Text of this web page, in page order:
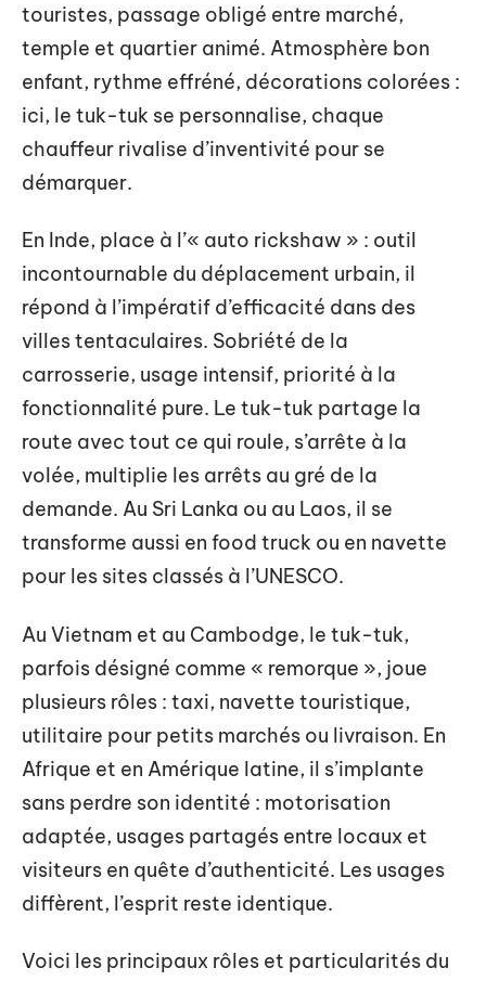
touristes, passage obligé entre marché,
temple et quartier animé. Atmosphère bon
enfant, rythme effréné, décorations colorées :
ici, le tuk-tuk se personnalise, chaque
chauffeur rivalise d’inventivité pour se
démarquer.
En Inde, place à l’« auto rickshaw » : outil
incontournable du déplacement urbain, il
répond à l’impératif d’efficacité dans des
villes tentaculaires. Sobriété de la
carrosserie, usage intensif, priorité à la
fonctionnalité pure. Le tuk-tuk partage la
route avec tout ce qui roule, s’arrête à la
volée, multiplie les arrêts au gré de la
demande. Au Sri Lanka ou au Laos, il se
transforme aussi en food truck ou en navette
pour les sites classés à l’UNESCO.
Au Vietnam et au Cambodge, le tuk-tuk,
parfois désigné comme « remorque », joue
plusieurs rôles : taxi, navette touristique,
utilitaire pour petits marchés ou livraison. En
Afrique et en Amérique latine, il s’implante
sans perdre son identité : motorisation
adaptée, usages partagés entre locaux et
visiteurs en quête d’authenticité. Les usages
diffèrent, l’esprit reste identique.
Voici les principaux rôles et particularités du